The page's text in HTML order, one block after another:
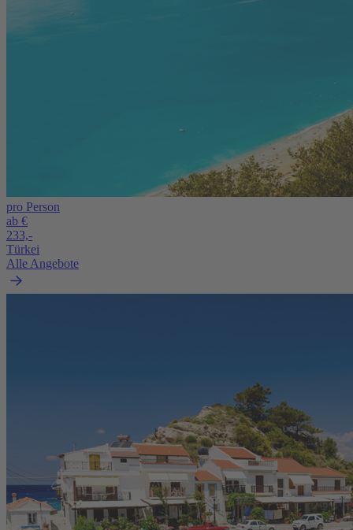
pro Person
ab €
233,-
Türkei
Alle Angebote